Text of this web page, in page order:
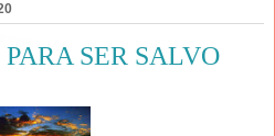
SER SALVO